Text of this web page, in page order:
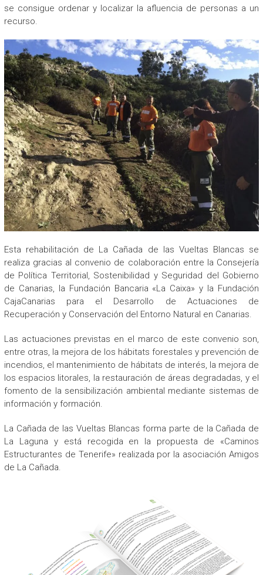
se consigue ordenar y localizar la afluencia de personas a un
recurso.
Esta rehabilitación de La Cañada de las Vueltas Blancas se
realiza gracias al convenio de colaboración entre la Consejería
de Política Territorial, Sostenibilidad y Seguridad del Gobierno
de Canarias, la Fundación Bancaria «La Caixa» y la Fundación
CajaCanarias para el Desarrollo de Actuaciones de
Recuperación y Conservación del Entorno Natural en Canarias.
Las actuaciones previstas en el marco de este convenio son,
entre otras, la mejora de los hábitats forestales y prevención de
incendios, el mantenimiento de hábitats de interés, la mejora de
los espacios litorales, la restauración de áreas degradadas, y el
fomento de la sensibilización ambiental mediante sistemas de
información y formación.
La Cañada de las Vueltas Blancas forma parte de la Cañada de
La Laguna y está recogida en la propuesta de «Caminos
Estructurantes de Tenerife» realizada por la asociación Amigos
de La Cañada.